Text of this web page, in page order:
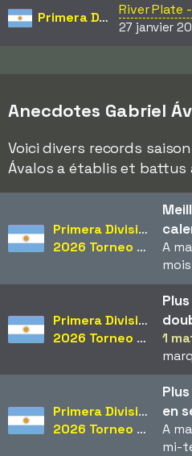
Primera División River Plate
27 janvier
Anecdotes Gabriel
Voici divers records
Ávalos a établis et battus
Primera División
2026 Torneo Apertura
A
Primera División
2026 Torneo Apertura
1
Primera División
2026 Torneo Apertura
en
A
mi-